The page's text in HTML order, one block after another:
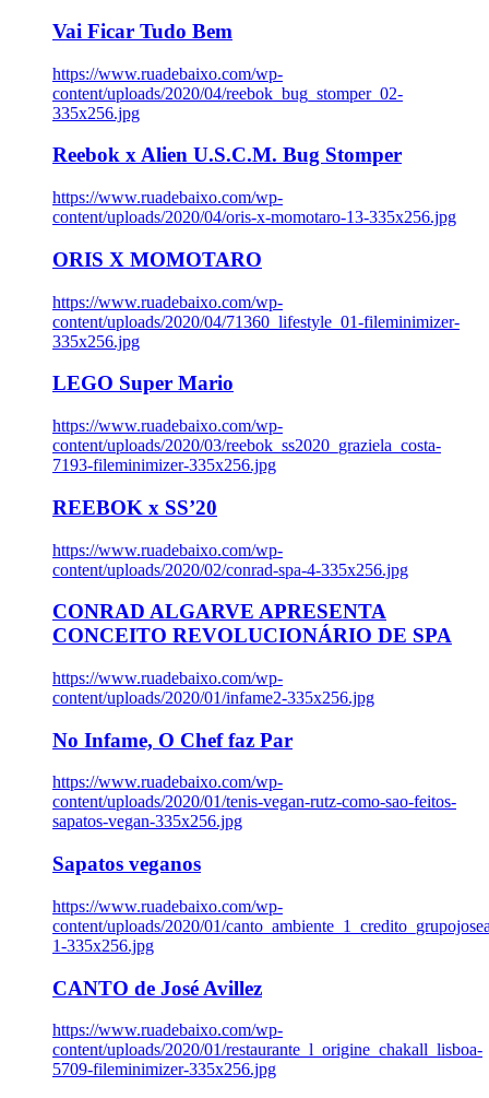
Vai Ficar Tudo Bem
https://www.ruadebaixo.com/wp-
content/uploads/2020/04/reebok_bug_stomper_02-
335x256.jpg
Reebok x Alien U.S.C.M. Bug Stomper
https://www.ruadebaixo.com/wp-
content/uploads/2020/04/oris-x-momotaro-13-335x256.jpg
ORIS X MOMOTARO
https://www.ruadebaixo.com/wp-
content/uploads/2020/04/71360_lifestyle_01-fileminimizer-
335x256.jpg
LEGO Super Mario
https://www.ruadebaixo.com/wp-
content/uploads/2020/03/reebok_ss2020_graziela_costa-
7193-fileminimizer-335x256.jpg
REEBOK x SS’20
https://www.ruadebaixo.com/wp-
content/uploads/2020/02/conrad-spa-4-335x256.jpg
CONRAD ALGARVE APRESENTA
CONCEITO REVOLUCIONÁRIO DE SPA
https://www.ruadebaixo.com/wp-
content/uploads/2020/01/infame2-335x256.jpg
No Infame, O Chef faz Par
https://www.ruadebaixo.com/wp-
content/uploads/2020/01/tenis-vegan-rutz-como-sao-feitos-
sapatos-vegan-335x256.jpg
Sapatos veganos
https://www.ruadebaixo.com/wp-
content/uploads/2020/01/
1-335x256.jpg
CANTO de José Avillez
https://www.ruadebaixo.com/wp-
content/uploads/2020/01/restaurante_l_origine_chakall_lisboa-
5709-fileminimizer-335x256.jpg